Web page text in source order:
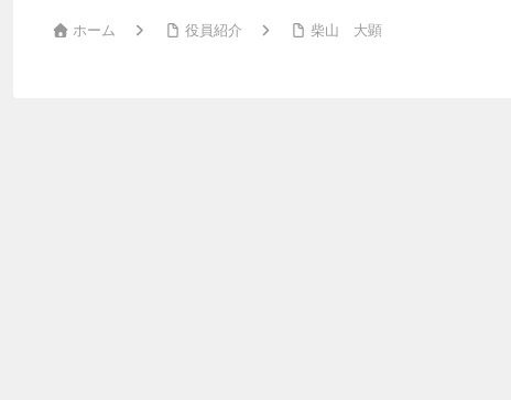
ホーム 役員紹介 柴山 大顕